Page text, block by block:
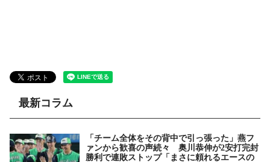
最新コラム
「チーム全体をその背中で引っ張った」燕フ
ァンから歓喜の声続々 奥川恭伸が2安打完封
勝利で連敗ストップ「まさに頼れるエースの